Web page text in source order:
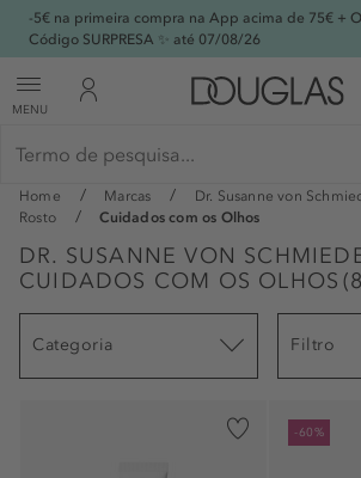
-5€ na primeira compra na App acima de 75€ +
Código SURPRESA ✨ até 07/08/26
MENU
Home Marcas
Dr. Susanne von
Rosto
Cuidados com os Olhos
DR. SUSANNE VON
CUIDADOS COM OS OLHOS (8
Categoria Filtro
-60%